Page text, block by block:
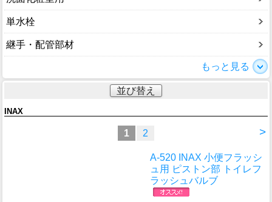
単水栓
継手・配管部材
もっと見る
並び替え
INAX
>
1 2
A-520 INAX 小便フラッシ
ュ用 ピストン部 トイレフ
ラッシュバルブ